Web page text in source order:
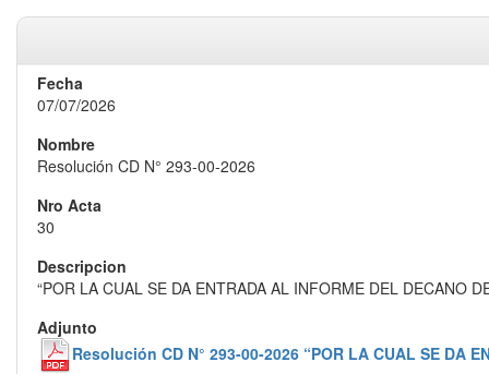
07/07/2026
Resolución CD N° 293-00-2026
30
“POR LA CUAL SE DA ENTRADA AL INFORME DEL DECANO
Resolución CD N° 293-00-2026 “POR LA CUAL SE DA